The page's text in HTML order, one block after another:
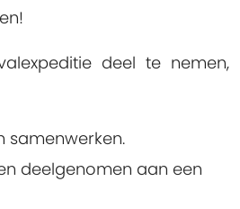
deel te nemen,
samenwerken.
deelgenomen aan een